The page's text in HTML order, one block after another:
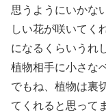
思うようにいかな
しい花が咲いてく
になるくらいうれ
植物相手に小さな
でもね、植物は裏
てくれると思って